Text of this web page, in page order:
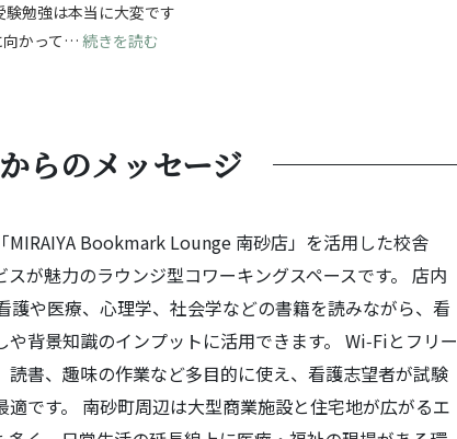
て成長を！自分の強みを見つけ、無事合格へ！
験勉強は本当に大変です
向かって… 続きを読む
らのメッセージ
Bookmark Lounge 南砂店」を活用した校舎
が魅力のラウンジ型コワーキングスペースです。 店内
や医療、心理学、社会学などの書籍を読みながら、看
背景知識のインプットに活用できます。 Wi‑Fiとフリー
書、趣味の作業など多目的に使え、看護志望者が試験
です。 南砂町周辺は大型商業施設と住宅地が広がるエ